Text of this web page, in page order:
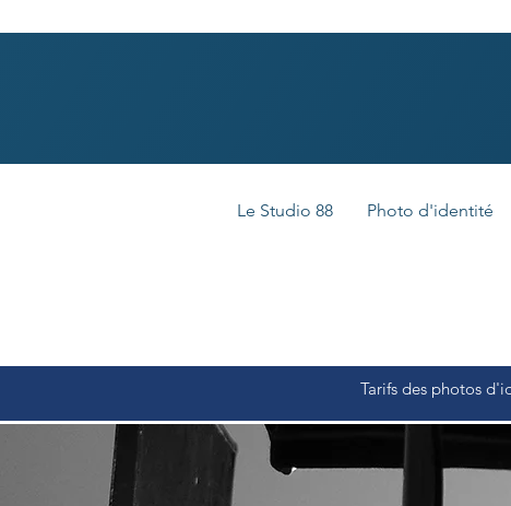
Le Studio 88 Photo d'identité
Tarifs des photos